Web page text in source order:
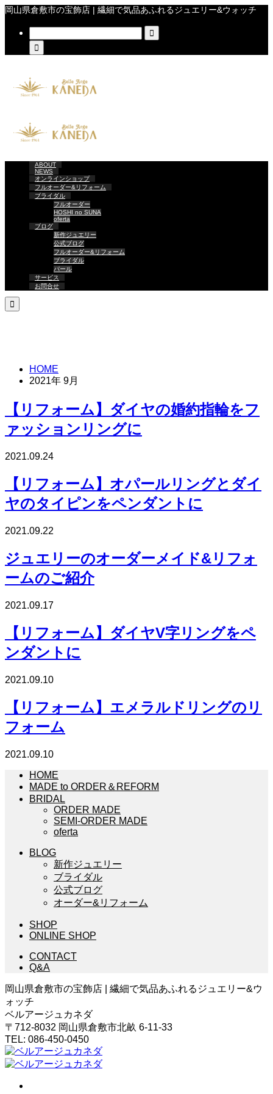
岡山県倉敷市の宝飾店 | 繊細で気品あふれるジュエリー&ウォッチ


ABOUT
NEWS
オンラインショップ
フルオーダー&リフォーム
ブライダル
フルオーダー
HOSHI no SUNA
oferta
ブログ
新作ジュエリー
公式ブログ
フルオーダー&リフォーム
ブライダル
パール
サービス
お問合せ

HOME
2021年 9月
【リフォーム】ダイヤの婚約指輪をフ
ァッションリングに
2021.09.24
【リフォーム】オパールリングとダイ
ヤのタイピンをペンダントに
2021.09.22
ジュエリーのオーダーメイド&リフォ
ームのご紹介
2021.09.17
【リフォーム】ダイヤV字リングをペ
ンダントに
2021.09.10
【リフォーム】エメラルドリングのリ
フォーム
2021.09.10
HOME
MADE to ORDER＆REFORM
BRIDAL
ORDER MADE
SEMI-ORDER MADE
oferta
BLOG
新作ジュエリー
ブライダル
公式ブログ
オーダー&リフォーム
SHOP
ONLINE SHOP
CONTACT
Q&A
岡山県倉敷市の宝飾店 | 繊細で気品あふれるジュエリー&ウ
ォッチ
ベルアージュカネダ
〒712-8032 岡山県倉敷市北畝 6-11-33
TEL: 086-450-0450